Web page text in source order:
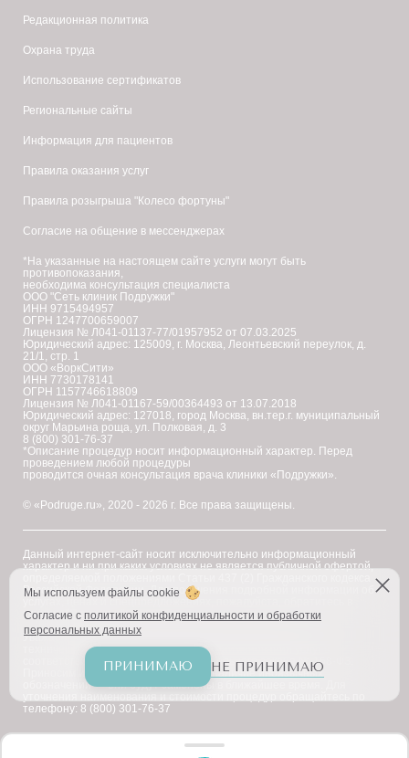
Редакционная политика
Охрана труда
Использование сертификатов
Региональные сайты
Информация для пациентов
Правила оказания услуг
Правила розыгрыша "Колесо фортуны"
Согласие на общение в мессенджерах
*На указанные на настоящем сайте услуги могут быть
противопоказания,
необходима консультация специалиста
ООО "Сеть клиник Подружки"
ИНН 9715494957
ОГРН 1247700659007
Лицензия № Л041-01137-77/01957952 от 07.03.2025
Юридический адрес: 125009, г. Москва, Леонтьевский переулок, д.
21/1, стр. 1
ООО «ВоркСити»
ИНН 7730178141
ОГРН 1157746618809
Лицензия № Л041-01167-59/00364493 от 13.07.2018
Юридический адрес: 127018, город Москва, вн.тер.г. муниципальный
округ Марьина роща, ул. Полковая, д. 3
8 (800) 301-76-37
*Описание процедур носит информационный характер. Перед
проведением любой процедуры
проводится очная консультация врача клиники «Подружки».
© «Podruge.ru», 2020 - 2026 г. Все права защищены.
Данный интернет-сайт носит исключительно информационный
характер и ни при каких условиях не является публичной офертой,
Российской Федерации. Для получения подробной информации об
услугах, ценах и спецпредложениях, пожалуйста, обратитесь в
клинику "Подружки".
Уважаемые клиенты! В настоящее время на сайте ведутся
технические работы по приведению наименований услуг в
соответствие с требованиями Федерального закона № 168-ФЗ.
Приносим извинения за возможное наличие иноязычных
обозначений — они будут заменены в ближайшее время. Для
телефону: 8 (800) 301-76-37
Мы используем файлы cookie
Согласие с политикой конфиденциальности и обработки
персональных данных
ПРИНИМАЮ НЕ ПРИНИМАЮ